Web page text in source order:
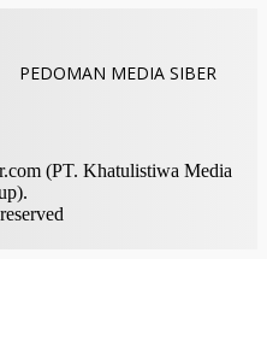
PEDOMAN MEDIA SIBER
(PT. Khatulistiwa Media